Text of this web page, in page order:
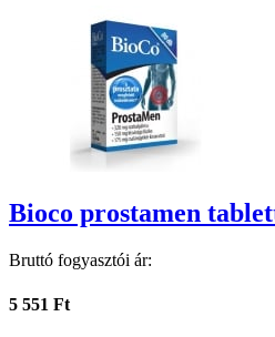
Bioco prostamen
Bruttó fogyasztói ár:
5 551 Ft